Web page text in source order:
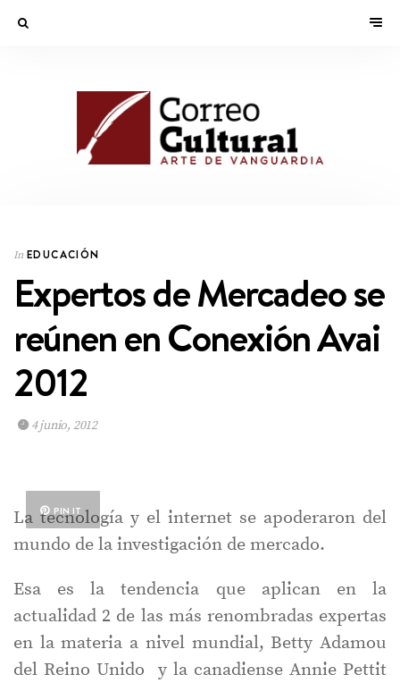
In EDUCACIÓN
Expertos de Mercadeo se
reúnen en Conexión Avai
2012
4 junio, 2012
PIN IT
La tecnología y el internet se apoderaron del
mundo de la investigación de mercado.
Esa es la tendencia que aplican en la
actualidad 2 de las más renombradas expertas
en la materia a nivel mundial, Betty Adamou
del Reino Unido y la canadiense Annie Pettit